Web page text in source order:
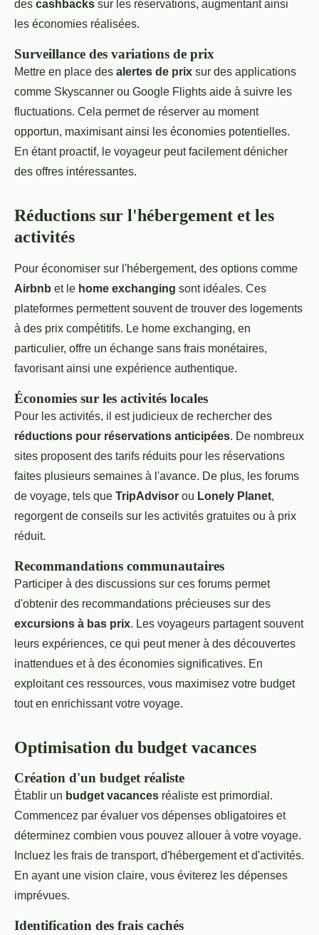
des cashbacks sur les réservations, augmentant ainsi
les économies réalisées.
Surveillance des variations de prix
Mettre en place des alertes de prix sur des applications
comme Skyscanner ou Google Flights aide à suivre les
fluctuations. Cela permet de réserver au moment
opportun, maximisant ainsi les économies potentielles.
En étant proactif, le voyageur peut facilement dénicher
des offres intéressantes.
Réductions sur l'hébergement et les
activités
Pour économiser sur l'hébergement, des options comme
Airbnb et le home exchanging sont idéales. Ces
plateformes permettent souvent de trouver des logements
à des prix compétitifs. Le home exchanging, en
particulier, offre un échange sans frais monétaires,
favorisant ainsi une expérience authentique.
Économies sur les activités locales
Pour les activités, il est judicieux de rechercher des
réductions pour réservations anticipées. De nombreux
sites proposent des tarifs réduits pour les réservations
faites plusieurs semaines à l'avance. De plus, les forums
de voyage, tels que TripAdvisor ou Lonely Planet,
regorgent de conseils sur les activités gratuites ou à prix
réduit.
Recommandations communautaires
Participer à des discussions sur ces forums permet
d'obtenir des recommandations précieuses sur des
excursions à bas prix. Les voyageurs partagent souvent
leurs expériences, ce qui peut mener à des découvertes
inattendues et à des économies significatives. En
exploitant ces ressources, vous maximisez votre budget
tout en enrichissant votre voyage.
Optimisation du budget vacances
Création d'un budget réaliste
Établir un budget vacances réaliste est primordial.
Commencez par évaluer vos dépenses obligatoires et
déterminez combien vous pouvez allouer à votre voyage.
Incluez les frais de transport, d'hébergement et d'activités.
En ayant une vision claire, vous éviterez les dépenses
imprévues.
Identification des frais cachés